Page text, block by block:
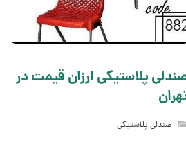
پلاستیکی ارزان قیمت در
صندلی پلاستیکی